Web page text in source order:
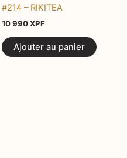
#214 – RIKITEA
10 990XPF
Ajouter au panier